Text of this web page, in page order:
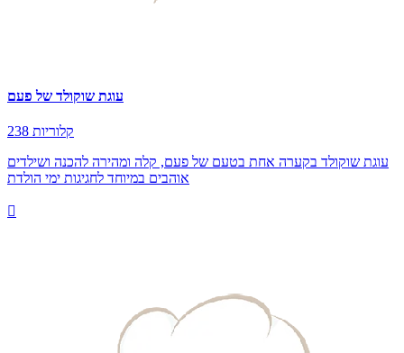
עוגת שוקולד של פעם
238 קלוריות
עוגת שוקולד בקערה אחת בטעם של פעם, קלה ומהירה להכנה ושילדים
אוהבים במיוחד לחגיגות ימי הולדת
